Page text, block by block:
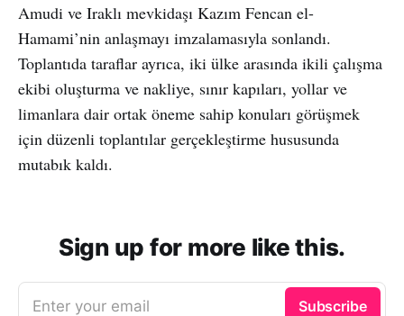
Amudi ve Iraklı mevkidaşı Kazım Fencan el-
Hamami’nin anlaşmayı imzalamasıyla sonlandı.
Toplantıda taraflar ayrıca, iki ülke arasında ikili çalışma
ekibi oluşturma ve nakliye, sınır kapıları, yollar ve
limanlara dair ortak öneme sahip konuları görüşmek
için düzenli toplantılar gerçekleştirme hususunda
mutabık kaldı.
Sign up for more like this.
Enter your email Subscribe